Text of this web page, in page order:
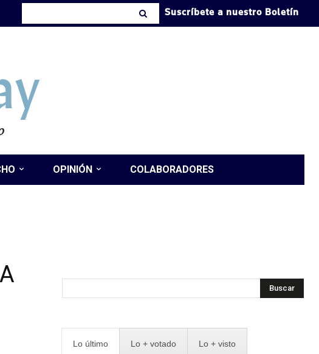
Suscríbete a nuestro Boletín
OPINIÓN COLABORADORES
Buscar
Lo último Lo + votado Lo + visto